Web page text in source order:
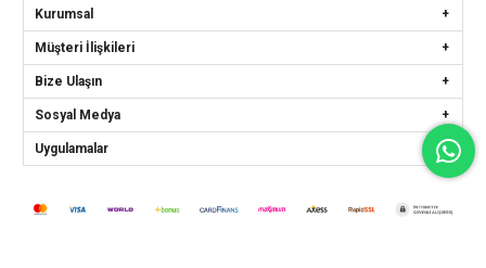
Kurumsal
Müşteri İlişkileri
Bize Ulaşın
Sosyal Medya
Uygulamalar